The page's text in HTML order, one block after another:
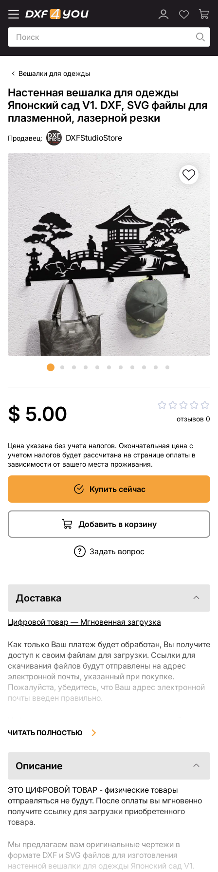
Вешалки для одежды
Настенная вешалка для одежды
Японский сад V1. DXF, SVG файлы для
плазменной, лазерной резки
Продавец: DXFStudioStore
$ 5.00 отзывов 0
Цена указана без учета налогов. Окончательная цена с
учетом налогов будет рассчитана на странице оплаты в
зависимости от вашего места проживания.
Купить сейчас
Добавить в корзину
Задать вопрос
Доставка
Цифровой товар — Мгновенная загрузка
Как только Ваш платеж будет обработан, Вы получите
доступ к своим файлам для загрузки. Ссылки для
скачивания файлов будут отправлены на адрес
электронной почты, указанный при покупке.
Пожалуйста, убедитесь, что Ваш адрес электронной
почты введен правильно.
загрузки, не подлежат возврату или обмену после их
ознакомиться с описанием товара и задать все
интересующие Вас вопросы перед покупкой. Если у
свяжитесь с продавцом напрямую.
ЧИТАТЬ ПОЛНОСТЬЮ
Описание
ЭТО ЦИФРОВОЙ ТОВАР - физические товары
отправляться не будут. После оплаты вы мгновенно
получите ссылку для загрузки приобретенного
товара.
Мы предлагаем вам оригинальные чертежи в
формате DXF и SVG файлов для изготовления
настенной вешалки для одежды Японский сад V1.